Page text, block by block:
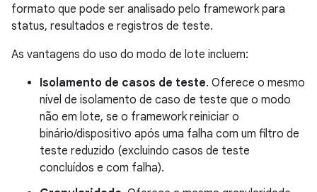
formato que pode ser analisado pelo framework para
status, resultados e registros de teste.
As vantagens do uso do modo de lote incluem:
Isolamento de casos de teste. Oferece o mesmo
nível de isolamento de caso de teste que o modo
não em lote, se o framework reiniciar o
binário/dispositivo após uma falha com um filtro de
teste reduzido (excluindo casos de teste
concluídos e com falha).